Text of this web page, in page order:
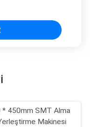
* 450mm SMT Alma
Makinesi